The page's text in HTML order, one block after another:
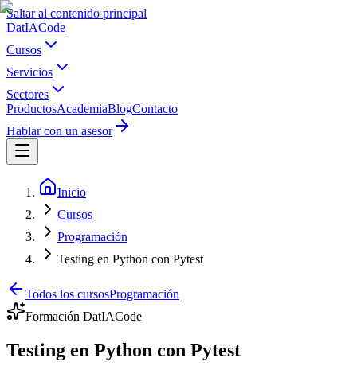
Saltar al contenido principal
DatIACode
Cursos
Servicios
Sectores
ProductosAcademiaBlogContacto
Hablar con un asesor
Inicio
Cursos
Programación
Testing en Python con Pytest
Todos los cursosProgramación
Formación DatIACode
Testing en Python con Pytest